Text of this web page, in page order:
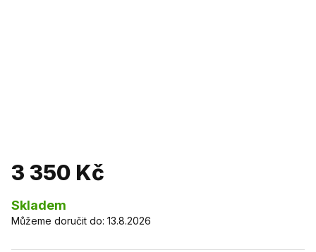
3 350 Kč
Skladem
Můžeme doručit do: 13.8.2026